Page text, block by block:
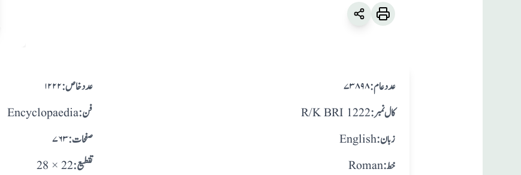
۱۲۲۲ :عدد خاص
Encyclopaedia :فن
۷۶۳ :صفحات
28 × 22 :تقطيع
۷۳۸۹۸ :عدد عام
R/K BRI 1222 :کال نمبر
English :زبان
Roman :خط